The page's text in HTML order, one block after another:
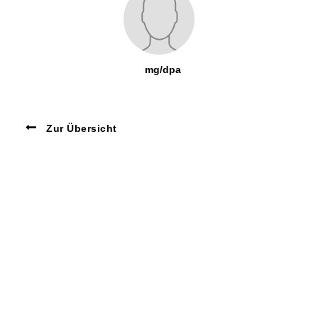
mg/dpa
Zur Übersicht